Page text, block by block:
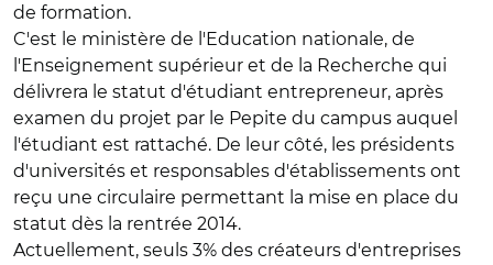
de formation.
C'est le ministère de l'Education nationale, de
l'Enseignement supérieur et de la Recherche qui
délivrera le statut d'étudiant entrepreneur, après
examen du projet par le Pepite du campus auquel
l'étudiant est rattaché. De leur côté, les présidents
d'universités et responsables d'établissements ont
reçu une circulaire permettant la mise en place du
statut dès la rentrée 2014.
Actuellement, seuls 3% des créateurs d'entreprises